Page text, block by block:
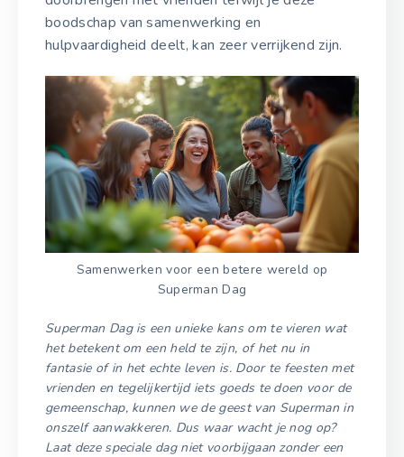
boodschap van samenwerking en
hulpvaardigheid deelt, kan zeer verrijkend zijn.
Samenwerken voor een betere wereld op
Superman Dag
Superman Dag is een unieke kans om te vieren wat
het betekent om een held te zijn, of het nu in
fantasie of in het echte leven is. Door te feesten met
vrienden en tegelijkertijd iets goeds te doen voor de
gemeenschap, kunnen we de geest van Superman in
onszelf aanwakkeren. Dus waar wacht je nog op?
Laat deze speciale dag niet voorbijgaan zonder een